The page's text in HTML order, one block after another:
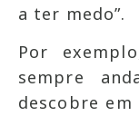
a ter medo”.
Por
sempre
descobre